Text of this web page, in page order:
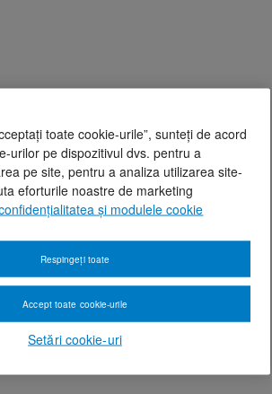
toate cookie-urile”, sunteți de acord
urilor pe dispozitivul dvs. pentru a
pe site, pentru a analiza utilizarea site-
eforturile noastre de marketing
și modulele cookie
Setări cookie-uri
Respingeți toate
Accept toate cookie-urile